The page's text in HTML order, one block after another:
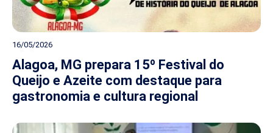
16/05/2026
Alagoa, MG prepara 15º Festival do
Queijo e Azeite com destaque para
gastronomia e cultura regional